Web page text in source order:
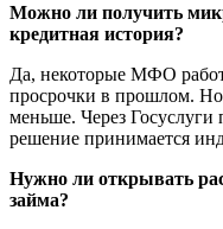
Можно ли получить
кредитная история?
Да, некоторые МФО
просрочки в прошлом.
меньше. Через Госуслуги
решение принимается
Нужно ли открывать
займа?